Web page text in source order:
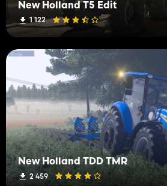
New Holland T5 Edit
1 122
New Holland TDD TMR
2 459